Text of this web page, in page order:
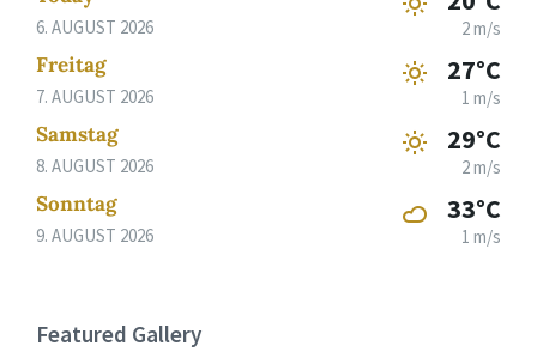
6. AUGUST 2026 2 m/s
Freitag
7. AUGUST 2026
27°C
1 m/s
Samstag
8. AUGUST 2026
29°C
2 m/s
Sonntag
9. AUGUST 2026
33°C
1 m/s
Featured Gallery